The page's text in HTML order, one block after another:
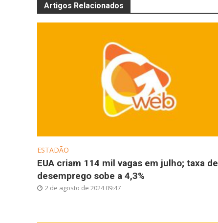
Artigos Relacionados
ESTADÃO
EUA criam 114 mil vagas em julho; taxa de
desemprego sobe a 4,3%
2 de agosto de 2024 09:47